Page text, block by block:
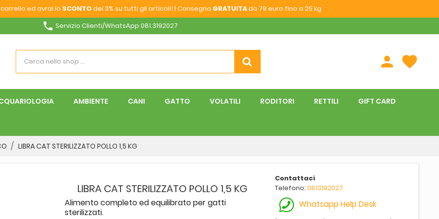
ed avrai lo SCONTOdel 3% su tutti gli articoli! | Consegna GRATUITAda 79 euro fino a 25 kg
phone Servizio Clienti/WhatsApp 081.3192027
person favorite
AMBIENTE CANI GATTO VOLATILI RODITORI RETTILI GIFT CARD
LIBRA CAT STERILIZZATO POLLO 1,5 KG
LIBRA CAT STERILIZZATO POLLO 1,5 KG
Alimento completo ed equilibrato per gatti
sterilizzati.
Contattaci
Telefono:0813192027
Whatsapp Help Desk